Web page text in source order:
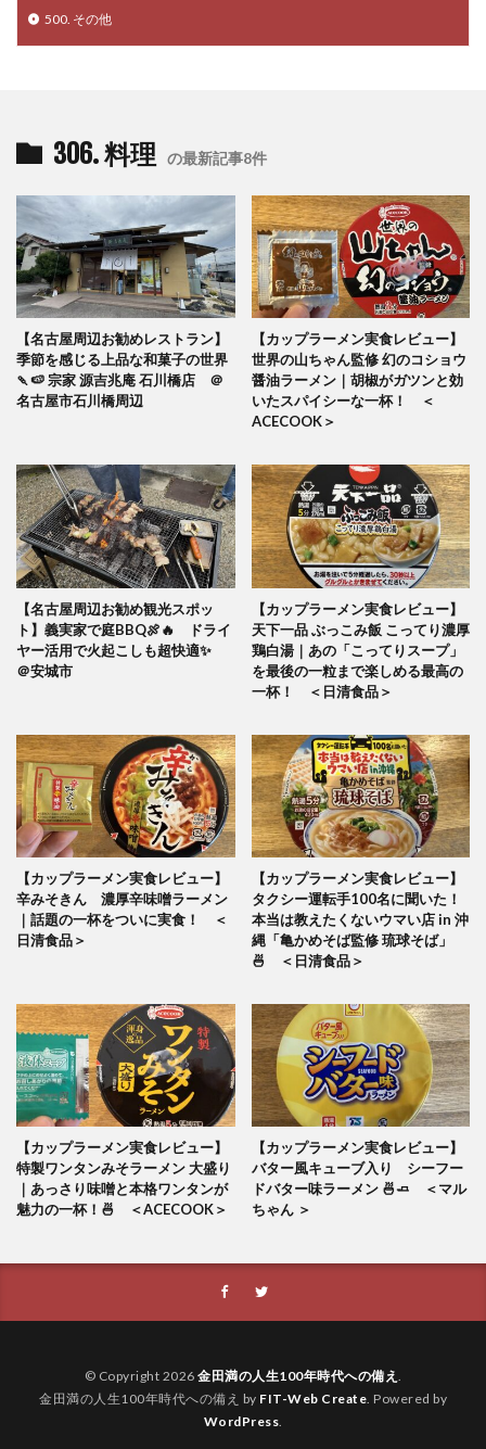
500. その他
306. 料理 の最新記事8件
【名古屋周辺お勧めレストラン】
季節を感じる上品な和菓子の世界
🍡🍉 宗家 源吉兆庵 石川橋店 ＠
名古屋市石川橋周辺
【カップラーメン実食レビュー】
世界の山ちゃん監修 幻のコショウ
醤油ラーメン｜胡椒がガツンと効
いたスパイシーな一杯！ ＜
ACECOOK＞
【名古屋周辺お勧め観光スポッ
ト】義実家で庭BBQ🍖🔥 ドライ
ヤー活用で火起こしも超快適✨
＠安城市
【カップラーメン実食レビュー】
天下一品 ぶっこみ飯 こってり濃厚
鶏白湯｜あの「こってりスープ」
を最後の一粒まで楽しめる最高の
一杯！ ＜日清食品＞
【カップラーメン実食レビュー】
辛みそきん 濃厚辛味噌ラーメン
｜話題の一杯をついに実食！ ＜
日清食品＞
【カップラーメン実食レビュー】
タクシー運転手100名に聞いた！
本当は教えたくないウマい店 in 沖
縄「亀かめそば監修 琉球そば」
🍜 ＜日清食品＞
【カップラーメン実食レビュー】
特製ワンタンみそラーメン 大盛り
｜あっさり味噌と本格ワンタンが
魅力の一杯！🍜 ＜ACECOOK＞
【カップラーメン実食レビュー】
バター風キューブ入り シーフー
ドバター味ラーメン 🍜🧈 ＜マル
ちゃん ＞
© Copyright 2026 金田満の人生100年時代への備え .
金田満の人生100年時代への備え by FIT-Web Create. Powered by
WordPress.